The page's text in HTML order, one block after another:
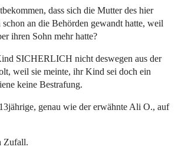
dass sich die Mutter des hier
an die Behörden gewandt hatte, weil
ihren Sohn mehr hatte?
SICHERLICH nicht deswegen aus der
weil sie meinte, ihr Kind sei doch ein
keine Bestrafung.
genau wie der erwähnte Ali O., auf
Zufall.